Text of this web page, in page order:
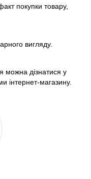
покупки товару,
вигляду.
можна дізнатися у
інтернет-магазину.